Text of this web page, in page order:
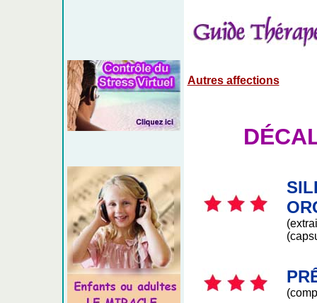
Autres affections